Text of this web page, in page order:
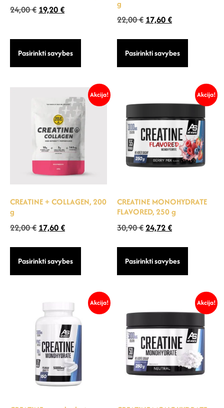
24,00€ 19,20€
Pasirinkti savybes
g
22,00€ 17,60€
Pasirinkti savybes
Akcija!
CREATINE + COLLAGEN, 200
g
22,00€ 17,60€
Pasirinkti savybes
Akcija!
CREATINE MONOHYDRATE
FLAVORED, 250 g
30,90€ 24,72€
Pasirinkti savybes
Akcija! Akcija!